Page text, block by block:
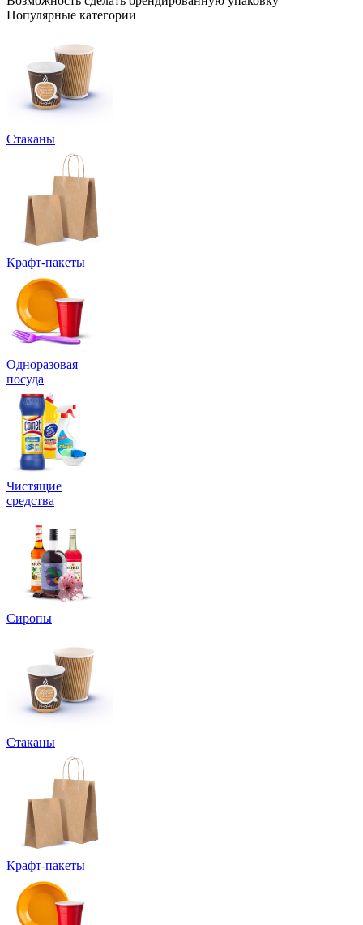
Популярные категории
Стаканы
Крафт-пакеты
Одноразовая
посуда
Чистящие
средства
Сиропы
Стаканы
Крафт-пакеты